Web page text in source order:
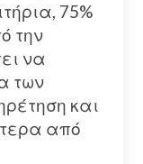
75%
την
να
των
και
από